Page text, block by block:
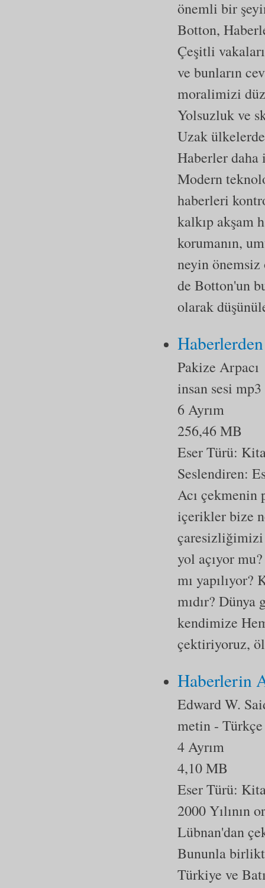
önemli bir
Botton,
Çeşitli
ve bunların
moralimizi
Yolsuzluk ve
Uzak
Haberler daha
Modern
haberleri
kalkıp akşam
korumanın,
neyin önemsiz
de Botton'un
olarak
Pakize Arpacı
insan sesi mp3
6 Ayrım
256,46 MB
Eser Türü:
Seslendiren:
Acı çekmenin
içerikler bize
çaresizliğimizi
yol açıyor
mı yapılıyor?
mıdır?
kendimize
çektiriyoruz,
Haberlerin
Edward W.
metin - Türkçe
4 Ayrım
4,10 MB
Eser Türü:
2000 Yılının
Lübnan'dan
Bununla
Türkiye ve